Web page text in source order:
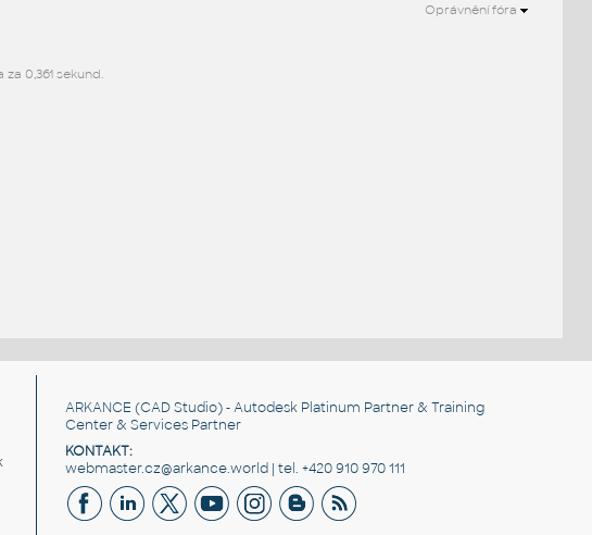
Oprávnění fóra
0,361 sekund.
ARKANCE (CAD Studio) - Autodesk Platinum Partner & Training
Center & Services Partner
KONTAKT:
webmaster.cz@arkance.world | tel. +420 910 970 111